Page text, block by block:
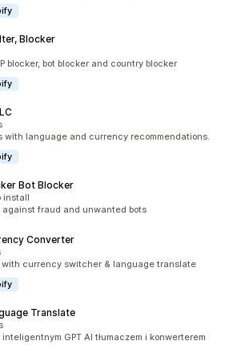
Blocker
22
blocker, bot blocker and country blocker
272
with language and currency recommendations.
Bot Blocker
47
install
against fraud and unwanted bots
Converter
123
with currency switcher & language translate
Translate
724
GPT AI tłumaczem i konwerterem